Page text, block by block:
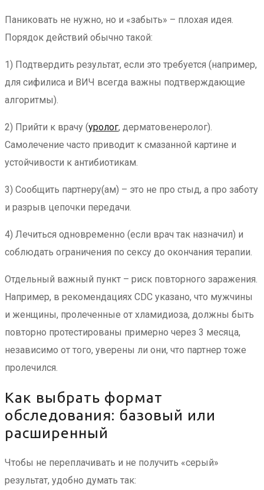
Паниковать не нужно, но и «забыть» – плохая идея.
Порядок действий обычно такой:
1) Подтвердить результат, если это требуется (например,
для сифилиса и ВИЧ всегда важны подтверждающие
алгоритмы).
2) Прийти к врачу (уролог, дерматовенеролог).
Самолечение часто приводит к смазанной картине и
устойчивости к антибиотикам.
3) Сообщить партнеру(ам) – это не про стыд, а про заботу
и разрыв цепочки передачи.
4) Лечиться одновременно (если врач так назначил) и
соблюдать ограничения по сексу до окончания терапии.
Отдельный важный пункт – риск повторного заражения.
Например, в рекомендациях CDC указано, что мужчины
и женщины, пролеченные от хламидиоза, должны быть
повторно протестированы примерно через 3 месяца,
независимо от того, уверены ли они, что партнер тоже
пролечился.
Как выбрать формат
обследования: базовый или
расширенный
Чтобы не переплачивать и не получить «серый»
результат, удобно думать так: